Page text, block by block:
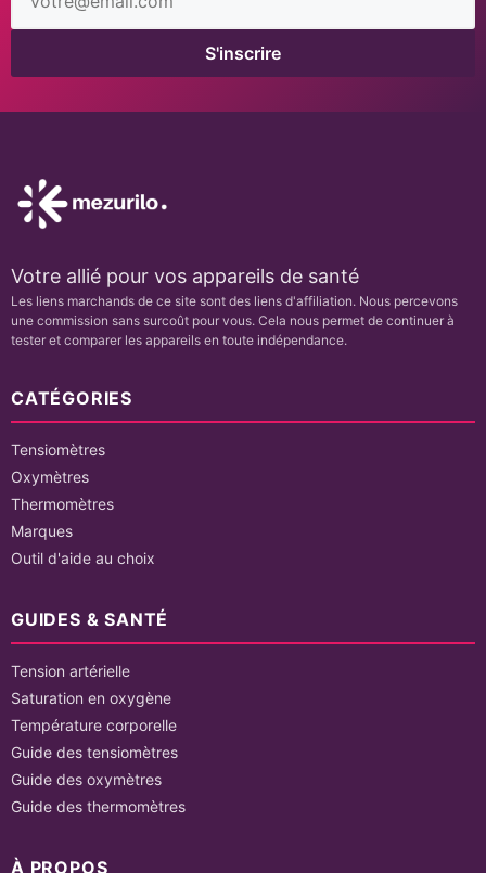
email
S'inscrire
Votre allié pour vos appareils de santé
Les liens marchands de ce site sont des liens d'affiliation. Nous percevons
une commission sans surcoût pour vous. Cela nous permet de continuer à
tester et comparer les appareils en toute indépendance.
CATÉGORIES
Tensiomètres
Oxymètres
Thermomètres
Marques
Outil d'aide au choix
GUIDES & SANTÉ
Tension artérielle
Saturation en oxygène
Température corporelle
Guide des tensiomètres
Guide des oxymètres
Guide des thermomètres
À PROPOS